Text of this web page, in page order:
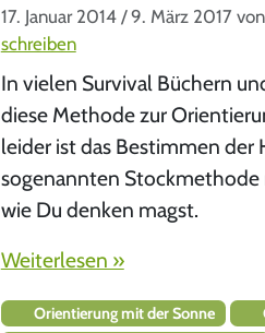
17. Januar 2014 / 9. März 2017 von
schreiben
In vielen Survival Büchern
diese Methode zur
leider ist das Bestimmen
sogenannten Stockmethode
wie Du denken magst.
Weiterlesen »
Orientierung mit der Sonne